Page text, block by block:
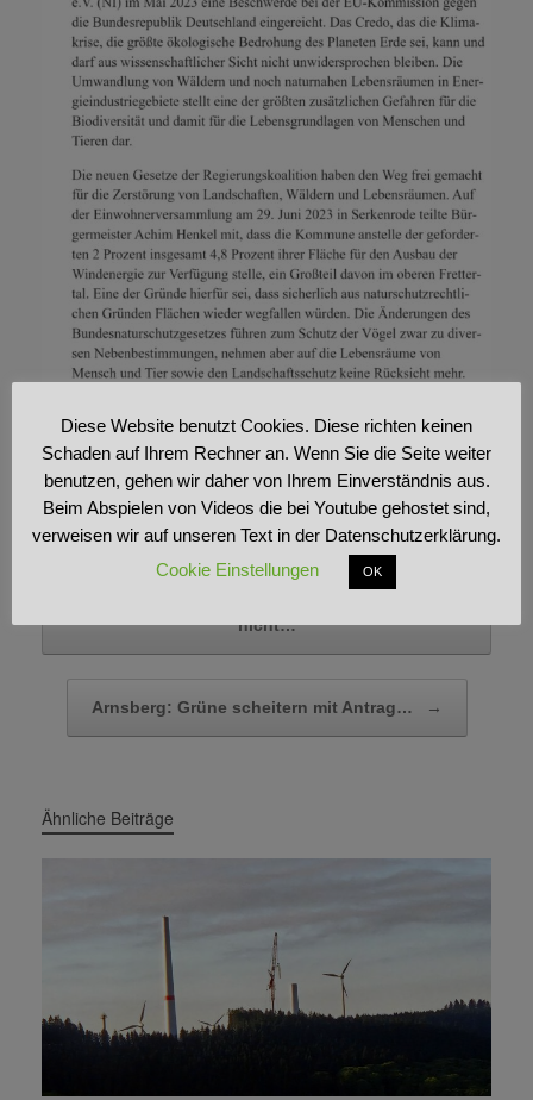
Beitragsnavigation
nicht…
Arnsberg: Grüne scheitern mit Antrag… →
Ähnliche Beiträge
Diese Website benutzt Cookies. Diese richten keinen
Schaden auf Ihrem Rechner an. Wenn Sie die Seite weiter
benutzen, gehen wir daher von Ihrem Einverständnis aus.
Beim Abspielen von Videos die bei Youtube gehostet sind,
verweisen wir auf unseren Text in der Datenschutzerklärung.
Cookie Einstellungen
OK